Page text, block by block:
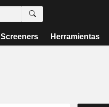
Screeners Herramientas